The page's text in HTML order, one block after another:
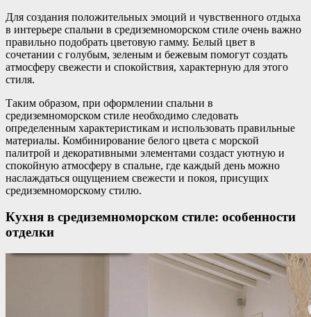
Для создания положительных эмоций и чувственного отдыха
в интерьере спальни в средиземноморском стиле очень важно
правильно подобрать цветовую гамму. Белый цвет в
сочетании с голубым, зеленым и бежевым помогут создать
атмосферу свежести и спокойствия, характерную для этого
стиля.
Таким образом, при оформлении спальни в
средиземноморском стиле необходимо следовать
определенным характеристикам и использовать правильные
материалы. Комбинирование белого цвета с морской
палитрой и декоративными элементами создаст уютную и
спокойную атмосферу в спальне, где каждый день можно
наслаждаться ощущением свежести и покоя, присущих
средиземноморскому стилю.
Кухня в средиземноморском стиле: особенности
отделки